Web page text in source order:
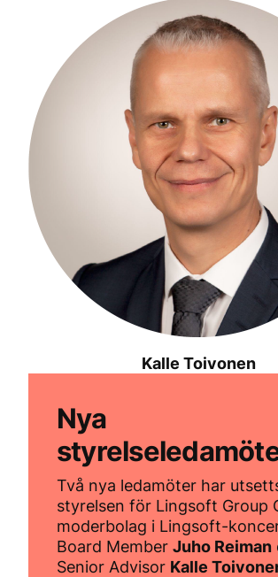
Kalle Toivonen
Nya
Två nya ledamöter har
styrelsen för Lingsoft Group
moderbolag i Lingsoft-
Board Member Juho Reiman
Senior Advisor Kalle